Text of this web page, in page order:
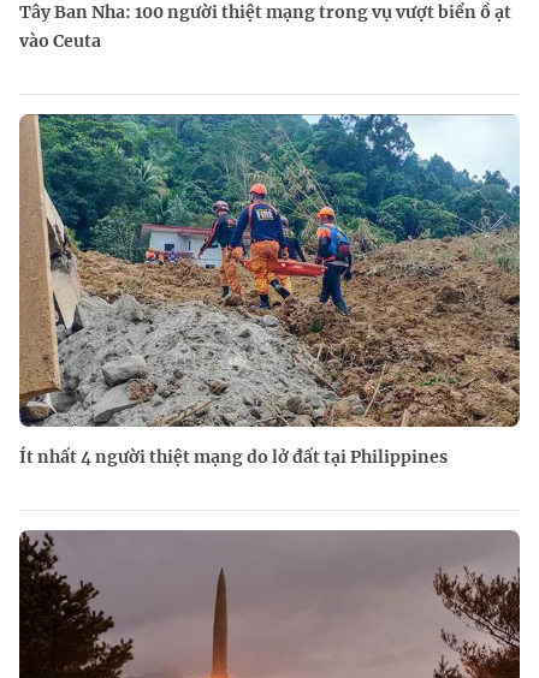
Tây Ban Nha: 100 người thiệt mạng trong vụ vượt biển ồ ạt
vào Ceuta
Ít nhất 4 người thiệt mạng do lở đất tại Philippines